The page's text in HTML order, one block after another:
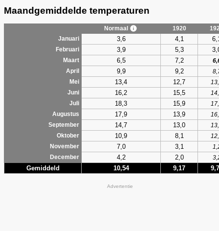
Maandgemiddelde temperaturen
Normaal 1920
Januari
3,6 4,1
Februari 3,9 5,3
Maart 6,5 7,2
April
9,9 9,2
Mei
13,4 12,7
Juni
16,2 15,5
Juli
18,3 15,9
Augustus
17,9 13,9
September
14,7 13,0
Oktober
10,9 8,1
November
7,0 3,1
December
4,2 2,0
Gemiddeld 10,54 9,17
Advertentie